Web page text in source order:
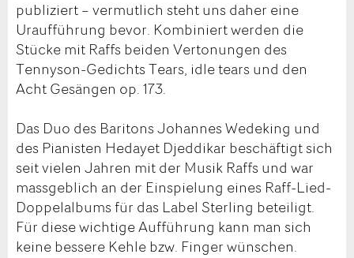
publiziert – vermutlich steht uns daher eine
Uraufführung bevor. Kombiniert werden die
Stücke mit Raffs beiden Vertonungen des
Tennyson-Gedichts Tears, idle tears und den
Acht Gesängen op. 173.
Das Duo des Baritons Johannes Wedeking und
des Pianisten Hedayet Djeddikar beschäftigt sich
seit vielen Jahren mit der Musik Raffs und war
massgeblich an der Einspielung eines Raff-Lied-
Doppelalbums für das Label Sterling beteiligt.
Für diese wichtige Aufführung kann man sich
keine bessere Kehle bzw. Finger wünschen.